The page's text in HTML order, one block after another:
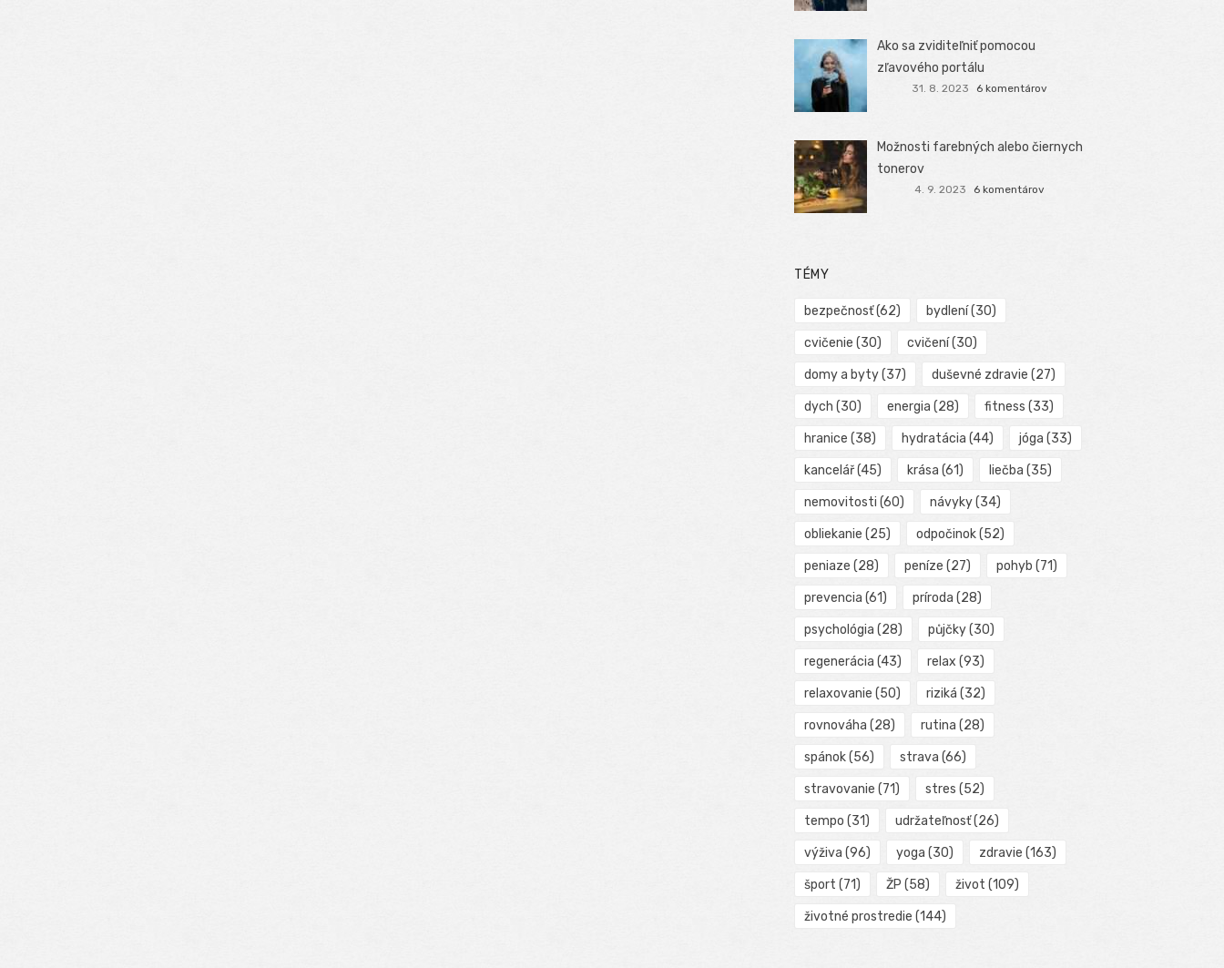
Ako sa zviditeľniť pomocou
zľavového portálu
31. 8. 2023 6 komentárov
Možnosti farebných alebo čiernych
tonerov
4. 9. 2023 6 komentárov
TÉMY
bezpečnosť(62) bydlení(30)
cvičenie (30) cvičení(30)
domy a byty(37) duševné zdravie (27)
dych (30) energia (28) fitness (33)
hranice (38) hydratácia (44) jóga (33)
kancelář(45) krása (61) liečba (35)
nemovitosti (60) návyky(34)
obliekanie (25) odpočinok(52)
peniaze (28) peníze (27) pohyb (71)
prevencia (61) príroda (28)
psychológia (28) půjčky(30)
regenerácia (43) relax (93)
relaxovanie (50) riziká (32)
rovnováha (28) rutina (28)
spánok(56) strava (66)
stravovanie (71) stres (52)
tempo (31) udržateľnosť(26)
výživa (96) yoga (30) zdravie (163)
šport (71) ŽP (58) život (109)
životné prostredie (144)